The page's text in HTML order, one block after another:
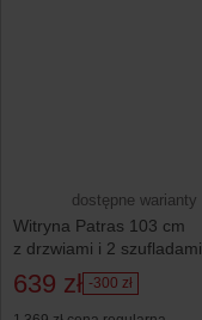
dostępne warianty
Witryna Patras 103 cm
z drzwiami i 2 szufladami
dąb april
639 zł -300 zł